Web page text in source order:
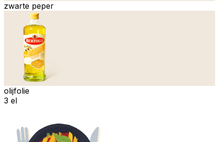
zwarte peper
olijfolie
3 el